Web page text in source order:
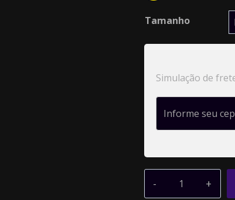
Tamanho
Simulação de